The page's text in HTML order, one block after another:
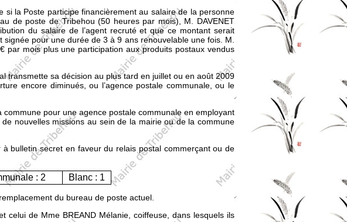
si la Poste participe financièrement au salaire de la personne
de poste de Tribehou (50 heures par mois), M. DAVENET
du salaire de l’agent recruté et que ce montant serait
pour une durée de 3 à 9 ans renouvelable une fois. M.
par mois plus une participation aux produits postaux vendus
transmette sa décision au plus tard en juillet ou en août 2009
encore diminués, ou l’agence postale communale, ou le
pour une agence postale communale en employant
nouvelles missions au sein de la mairie ou de la commune
bulletin secret en faveur du relais postal commerçant ou de
: 2 Blanc : 1
du bureau de poste actuel.
celui de Mme BREAND Mélanie, coiffeuse, dans lesquels ils